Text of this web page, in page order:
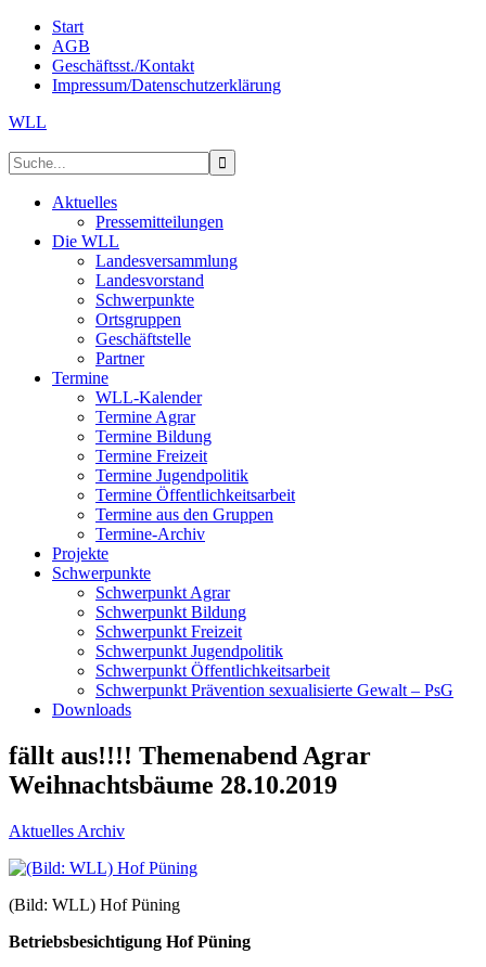
Start
AGB
Geschäftsst./Kontakt
Impressum/Datenschutzerklärung
WLL
Aktuelles
Pressemitteilungen
Die WLL
Landesversammlung
Landesvorstand
Schwerpunkte
Ortsgruppen
Geschäftstelle
Partner
Termine
WLL-Kalender
Termine Agrar
Termine Bildung
Termine Freizeit
Termine Jugendpolitik
Termine Öffentlichkeitsarbeit
Termine aus den Gruppen
Termine-Archiv
Projekte
Schwerpunkte
Schwerpunkt Agrar
Schwerpunkt Bildung
Schwerpunkt Freizeit
Schwerpunkt Jugendpolitik
Schwerpunkt Öffentlichkeitsarbeit
Schwerpunkt Prävention sexualisierte Gewalt – PsG
Downloads
fällt aus!!!! Themenabend Agrar
Weihnachtsbäume 28.10.2019
Aktuelles Archiv
(Bild: WLL) Hof Püning
Betriebsbesichtigung Hof Püning